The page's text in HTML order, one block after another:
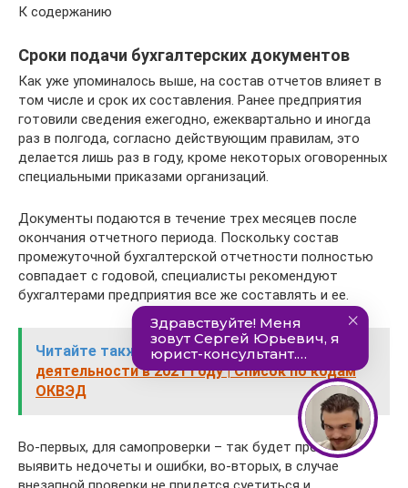
К содержанию
Сроки подачи бухгалтерских документов
Как уже упоминалось выше, на состав отчетов влияет в
том числе и срок их составления. Ранее предприятия
готовили сведения ежегодно, ежеквартально и иногда
раз в полгода, согласно действующим правилам, это
делается лишь раз в году, кроме некоторых оговоренных
специальными приказами организаций.
Документы подаются в течение трех месяцев после
окончания отчетного периода. Поскольку состав
промежуточной бухгалтерской отчетности полностью
совпадает с годовой, специалисты рекомендуют
бухгалтерами предприятия все же составлять и ее.
Читайте также:
Лицензируемые виды
деятельности в 2021 году | Список по кодам
ОКВЭД
Во-первых, для самопроверки – так будет проще
выявить недочеты и ошибки, во-вторых, в случае